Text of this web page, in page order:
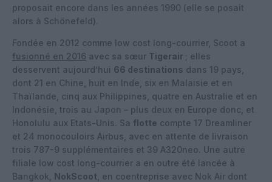
proposait encore dans les années 1990 (elle se posait
alors à Schönefeld).
Fondée en 2012 comme low cost long-courrier, Scoot a
fusionné en 2016 avec sa sœur Tigerair ; elles
desservent aujourd’hui 66 destinations dans 19 pays,
dont 21 en Chine, huit en Inde, six en Malaisie et en
Thaïlande, cinq aux Philippines, quatre en Australie et en
Indonésie, trois au Japon – plus deux en Europe donc, et
Honolulu aux Etats-Unis. Sa flotte compte 17 Dreamliner
et 24 monocouloirs Airbus, avec en attente de livraison
trois 787-9 supplémentaires et 39 A320neo. Une autre
filiale low cost long-courrier a en outre été lancée à
Bangkok, NokScoot , en coentreprise avec Nok Air dont